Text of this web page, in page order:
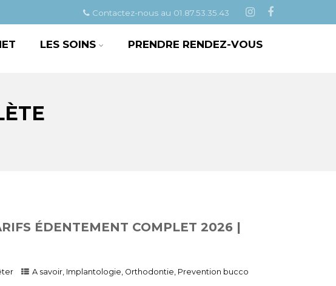
Contactez-nous au 01.87.53.35.43
LES SOINS PRENDRE RENDEZ-VOUS
ÉDENTEMENT COMPLET 2026 |
A savoir, Implantologie, Orthodontie, Prevention bucco